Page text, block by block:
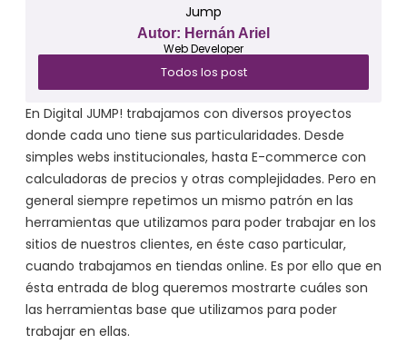
Autor: Hernán Ariel
Web Developer
Todos los post
En Digital JUMP! trabajamos con diversos proyectos
donde cada uno tiene sus particularidades. Desde
simples webs institucionales, hasta E-commerce con
calculadoras de precios y otras complejidades. Pero en
general siempre repetimos un mismo patrón en las
herramientas que utilizamos para poder trabajar en los
sitios de nuestros clientes, en éste caso particular,
cuando trabajamos en tiendas online. Es por ello que en
ésta entrada de blog queremos mostrarte cuáles son
las herramientas base que utilizamos para poder
trabajar en ellas.